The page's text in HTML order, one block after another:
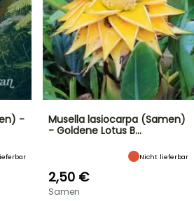
-
Musella lasiocarpa (Samen)
- Goldene Lotus B…
Nicht lieferbar
2,50 €
Samen